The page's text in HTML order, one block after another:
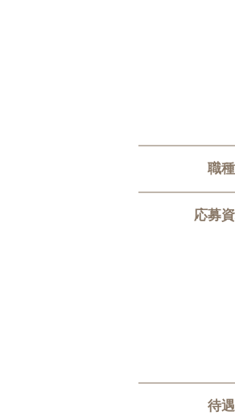
職種
応募
待遇